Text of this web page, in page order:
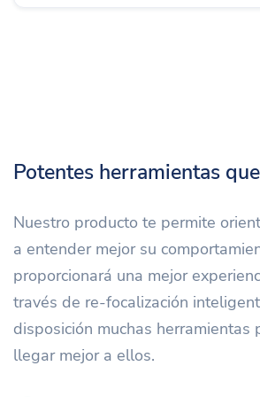
Potentes herramientas
Nuestro producto te permite
a entender mejor su
proporcionará una mejor
través de re-focalización
disposición muchas herramientas
llegar mejor a ellos.